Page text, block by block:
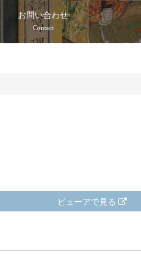
お問い合わせ
Contact
ビューアで見る